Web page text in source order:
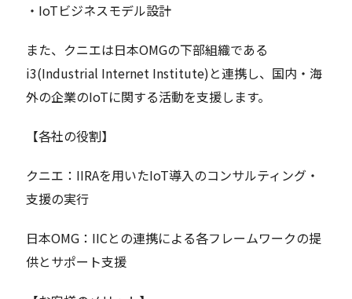
・IoTビジネスモデル設計
また、クニエは日本OMGの下部組織である
i3(Industrial Internet Institute)と連携し、国内・海
外の企業のIoTに関する活動を支援します。
【各社の役割】
クニエ：IIRAを用いたIoT導入のコンサルティング・
支援の実行
日本OMG：IICとの連携による各フレームワークの提
供とサポート支援